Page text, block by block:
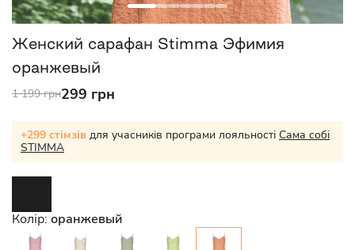
Женский сарафан Stimma Эфимия
оранжевый
1 199 грн299 грн
+299 стімзів для учасників програми лояльності Сама собі
STIMMA
Колір: оранжевый